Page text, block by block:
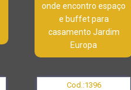
onde encontro espaço
e buffet para
casamento Jardim
Europa
Cod.:1396